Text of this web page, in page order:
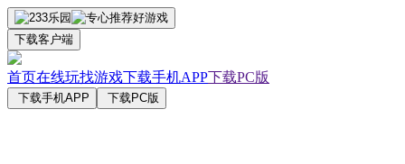
下载客户端
首页在线玩找游戏下载手机APP下载PC版
下载手机APP 下载PC版